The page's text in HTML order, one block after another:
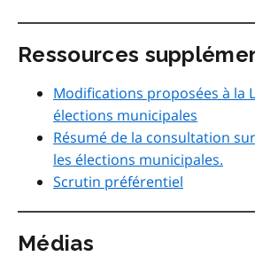
Ressources
Modifications proposées à la
élections municipales
Résumé de la consultation
les élections municipales.
Scrutin préférentiel
Médias